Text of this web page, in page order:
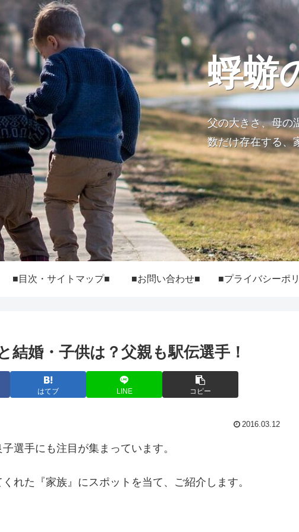
蜉蝣
父の大きさ、母の
数だけ存在する、
■目次・サイトマップ■ ■お問い合わせ■
結婚・子供は？父親も駅伝選手！
はてブ LINE コピー
2016.03.12
選手にも注目が集まっています。
れた『家族』にスポットを当て、ご紹介します。